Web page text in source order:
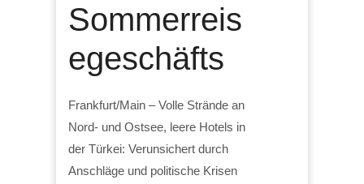
Sommerreis
egeschäfts
Frankfurt/Main – Volle Strände an
Nord- und Ostsee, leere Hotels in
der Türkei: Verunsichert durch
Anschläge und politische Krisen